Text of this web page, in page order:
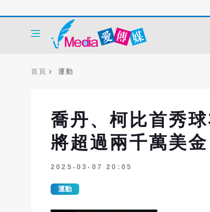
首頁 運動
喬丹、柯比首秀
將超過兩千萬美金
2025-03-07 20:05
運動